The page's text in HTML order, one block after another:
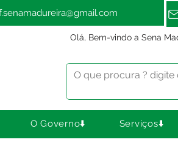
Olá, Bem-vindo a Sena
O Governo⬇️ Serviços⬇️